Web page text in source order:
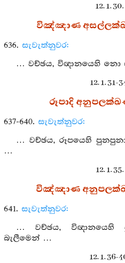
12. 1. 30.
විඤ්ඤාණ
636. සැවැත්නුවර:
… වච්ඡය, විඥානයෙහි නො
12. 1. 31-
රූපාදි
637-640. සැවැත්නුවර:
… වච්ඡය, රූපයෙහි
…
12. 1. 35.
විඤ්ඤාණ
641. සැවැත්නුවර:
… වච්ඡය, විඥානයෙහි
බැලීමෙන් …
12. 1. 36-